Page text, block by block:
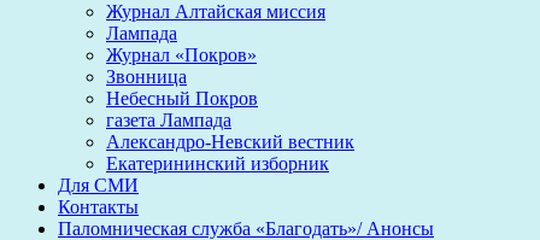
Журнал Алтайская миссия
Лампада
Журнал «Покров»
Звонница
Небесный Покров
газета Лампада
Александро-Невский вестник
Екатерининский изборник
Для СМИ
Контакты
Паломническая служба «Благодать»/ Анонсы